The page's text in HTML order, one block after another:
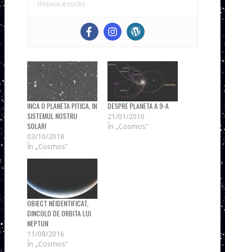
thisvoice.rocks
INCA O PLANETA PITICA, IN
SISTEMUL NOSTRU
SOLAR!
03/10/2018
În „Cosmos”
DESPRE PLANETA A 9-A
21/01/2016
În „Cosmos”
OBIECT NEIDENTIFICAT,
DINCOLO DE ORBITA LUI
NEPTUN
11/08/2016
În „Cosmos”